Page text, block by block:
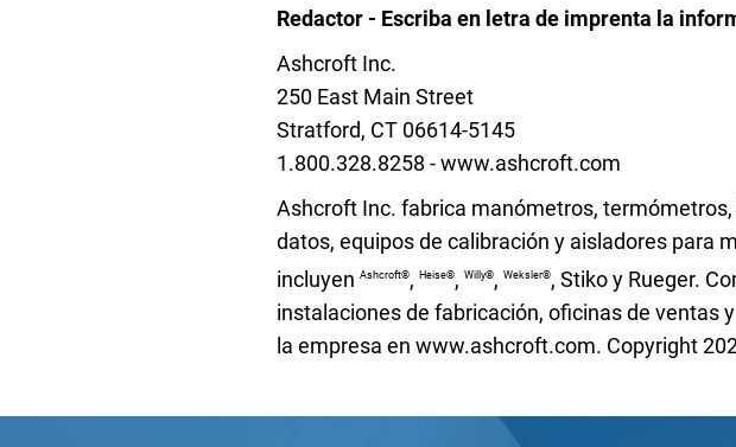
Redactor - Escriba en letra de imprenta la
Ashcroft Inc.
250 East Main Street
Stratford, CT 06614-5145
1.800.328.8258 - www.ashcroft.com
Ashcroft Inc. fabrica manómetros,
datos, equipos de calibración y aisladores para
incluyenAshcroft®,Heise®,Willy®,Weksler®, Stiko y Rueger.
instalaciones de fabricación, oficinas de ventas
la empresa en www.ashcroft.com. Copyright